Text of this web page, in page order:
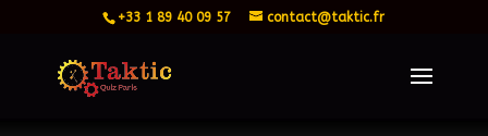
+33 1 89 40 09 57 contact@taktic.fr